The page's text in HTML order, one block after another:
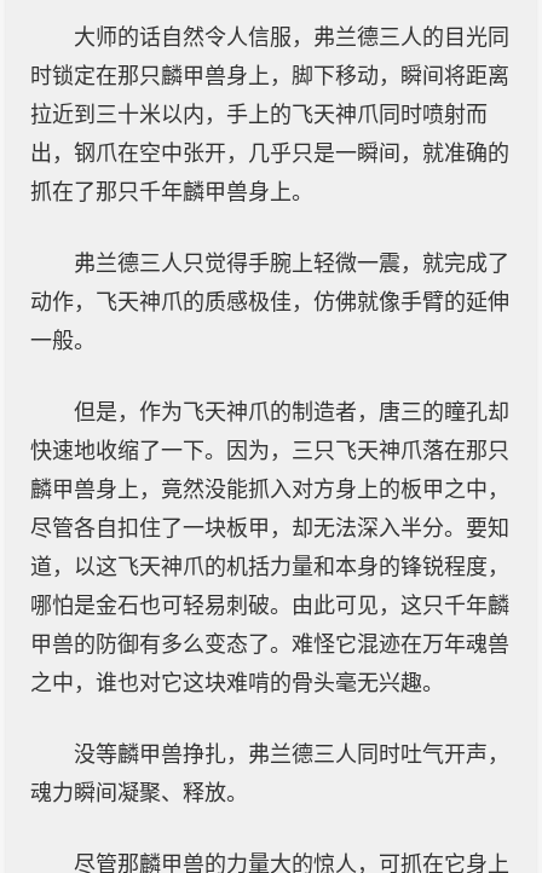
大师的话自然令人信服，弗兰德三人的目光同
时锁定在那只麟甲兽身上，脚下移动，瞬间将距离
拉近到三十米以内，手上的飞天神爪同时喷射而
出，钢爪在空中张开，几乎只是一瞬间，就准确的
抓在了那只千年麟甲兽身上。
弗兰德三人只觉得手腕上轻微一震，就完成了
动作，飞天神爪的质感极佳，仿佛就像手臂的延伸
一般。
但是，作为飞天神爪的制造者，唐三的瞳孔却
快速地收缩了一下。因为，三只飞天神爪落在那只
麟甲兽身上，竟然没能抓入对方身上的板甲之中，
尽管各自扣住了一块板甲，却无法深入半分。要知
道，以这飞天神爪的机括力量和本身的锋锐程度，
哪怕是金石也可轻易刺破。由此可见，这只千年麟
甲兽的防御有多么变态了。难怪它混迹在万年魂兽
之中，谁也对它这块难啃的骨头毫无兴趣。
没等麟甲兽挣扎，弗兰德三人同时吐气开声，
魂力瞬间凝聚、释放。
尽管那麟甲兽的力量大的惊人，可抓在它身上